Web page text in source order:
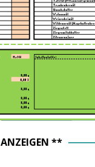
ANZEIGEN **